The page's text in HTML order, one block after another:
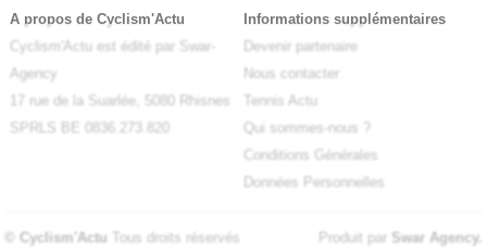
A propos de Cyclism'Actu
Cyclism'Actu est édité par Swar-
Agency
17 rue de la Suarlée, 5080 Rhisnes
SPRLS BE 0836.273.820
Informations supplémentaires
Devenir partenaire
Nous contacter
Tennis Actu
Qui sommes-nous ?
Conditions Générales
Données Personnelles
© Cyclism'Actu Tous droits réservés Produit par Swar Agency.